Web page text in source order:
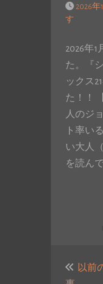
2026年
す
2026年1
た。『
ックス
た！！
人のジ
ト率い
い大人
を読ん
以前